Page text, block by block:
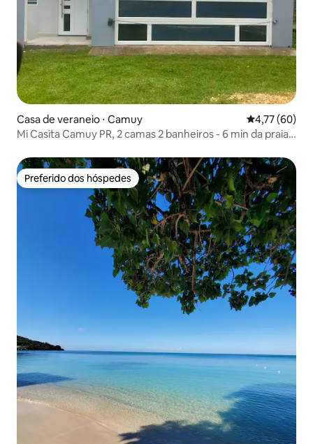
Casa de veraneio ⋅ Camuy 4,77 de uma
4,77 (60)
Mi Casita Camuy PR, 2 camas 2 banheiros - 6 min da praia
Preferido dos hóspedes
Preferido dos hóspedes